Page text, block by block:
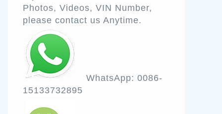
Photos, Videos, VIN Number,
please contact us Anytime.
WhatsApp: 0086-
15133732895